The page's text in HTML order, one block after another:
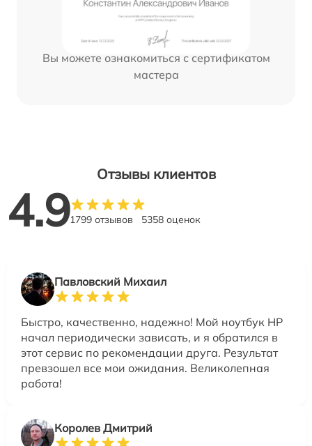
Вы можете ознакомиться с сертификатом
мастера
Отзывы клиентов
4.91799 отзывов 5358 оценок
Павловский Михаил
Быстро, качественно, надежно! Мой ноутбук HP
начал периодически зависать, и я обратился в
этот сервис по рекомендации друга. Результат
превзошел все мои ожидания. Великолепная
работа!
Королев Дмитрий